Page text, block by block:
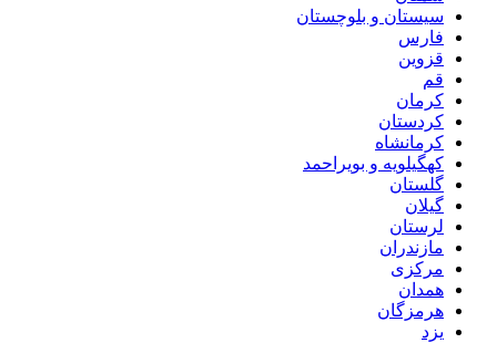
سیستان و بلوچستان
فارس
قزوین
قم
کرمان
کردستان
کرمانشاه
کهگیلویه و بویراحمد
گلستان
گیلان
لرستان
مازندران
مرکزی
همدان
هرمزگان
یزد